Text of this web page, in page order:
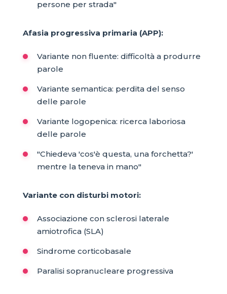
persone per strada"
Afasia progressiva primaria (APP):
Variante non fluente: difficoltà a produrre
parole
Variante semantica: perdita del senso
delle parole
Variante logopenica: ricerca laboriosa
delle parole
"Chiedeva 'cos'è questa, una forchetta?'
mentre la teneva in mano"
Variante con disturbi motori:
Associazione con sclerosi laterale
amiotrofica (SLA)
Sindrome corticobasale
Paralisi sopranucleare progressiva